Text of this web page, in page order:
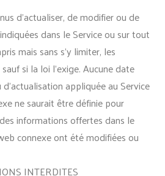
d’actualiser, de modifier ou de
dans le Service ou sur tout
mais sans s’y limiter, les
si la loi l’exige. Aucune date
appliquée au Service
ne saurait être définie pour
informations offertes dans le
connexe ont été modifiées ou
INTERDITES